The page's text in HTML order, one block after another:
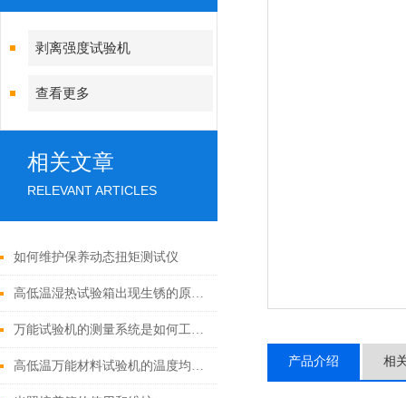
剥离强度试验机
查看更多
相关文章
RELEVANT ARTICLES
如何维护保养动态扭矩测试仪
高低温湿热试验箱出现生锈的原因及处理方法
万能试验机的测量系统是如何工作的？
高低温万能材料试验机的温度均匀性与哪些因素有关？ 产品介绍 相